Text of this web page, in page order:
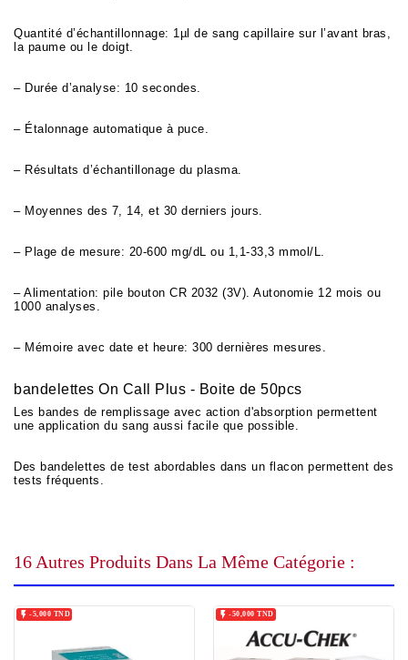
Quantité d’échantillonnage: 1µl de sang capillaire sur l’avant bras,
la paume ou le doigt.
– Durée d’analyse: 10 secondes.
– Étalonnage automatique à puce.
– Résultats d’échantillonage du plasma.
– Moyennes des 7, 14, et 30 derniers jours.
– Plage de mesure: 20-600 mg/dL ou 1,1-33,3 mmol/L.
– Alimentation: pile bouton CR 2032 (3V). Autonomie 12 mois ou
1000 analyses.
– Mémoire avec date et heure: 300 dernières mesures.
bandelettes On Call Plus - Boite de 50pcs
Les bandes de remplissage avec action d'absorption permettent
une application du sang aussi facile que possible.
Des bandelettes de test abordables dans un flacon permettent des
tests fréquents.
16 Autres Produits Dans La Même Catégorie :
 -5,000 TND -50,000 TND